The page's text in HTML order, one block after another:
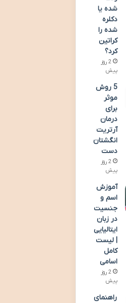
شده یا
دکلره
شده را
کراتین
کرد؟
2 روز
پیش
5 روش
موثر
برای
درمان
آرتریت
انگشتان
دست
2 روز
پیش
آموزش
اسم و
جنسیت
در زبان
ایتالیایی
| لیست
کامل
اسامی
2 روز
پیش
راهنمای